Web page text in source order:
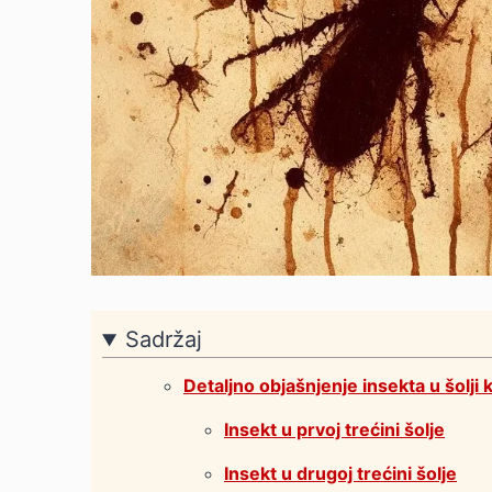
Sadržaj
Detaljno objašnjenje insekta u šolji
Insekt u prvoj trećini šolje
Insekt u drugoj trećini šolje